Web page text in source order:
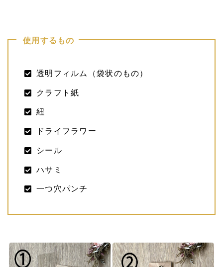
使用するもの
透明フィルム（袋状のもの）
クラフト紙
紐
ドライフラワー
シール
ハサミ
一つ穴パンチ